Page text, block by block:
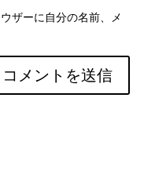
ザーに自分の名前、メ